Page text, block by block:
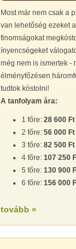
Most már nem csak a
van lehetőség ezeket
finomságokat
ínyencségeket
még nem is ismertek -
élményfőzésen
tudtok kóstolni!
A tanfolyam ára:
1 főre:28 600 Ft
2 főre:56 000 Ft
3 főre:82 500 Ft
4 főre:107 250
5 főre:130 900
6 főre:156 000
tovább »